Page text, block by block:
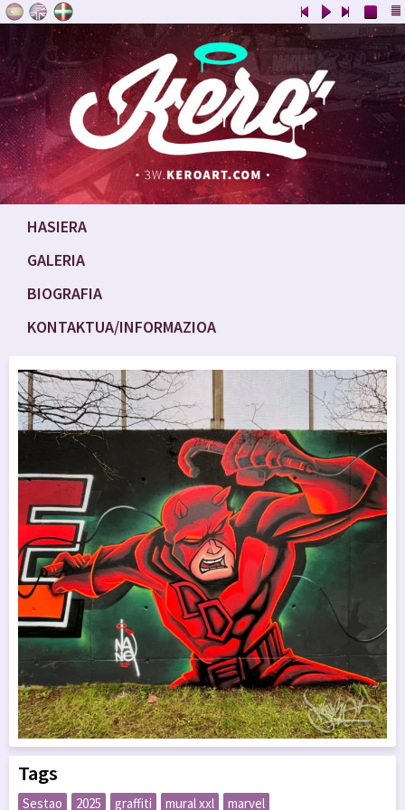
HASIERA
GALERIA
BIOGRAFIA
KONTAKTUA/INFORMAZIOA
Tags
Sestao 2025 graffiti mural xxl marvel